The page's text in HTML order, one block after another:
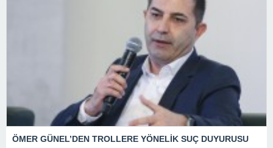
ÖMER GÜNEL’DEN TROLLERE YÖNELİK SUÇ DUYURUSU